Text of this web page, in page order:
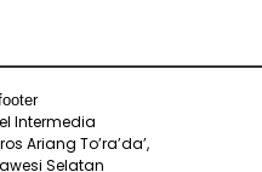
Intermedia
Ariang To’ra’da’,
Selatan